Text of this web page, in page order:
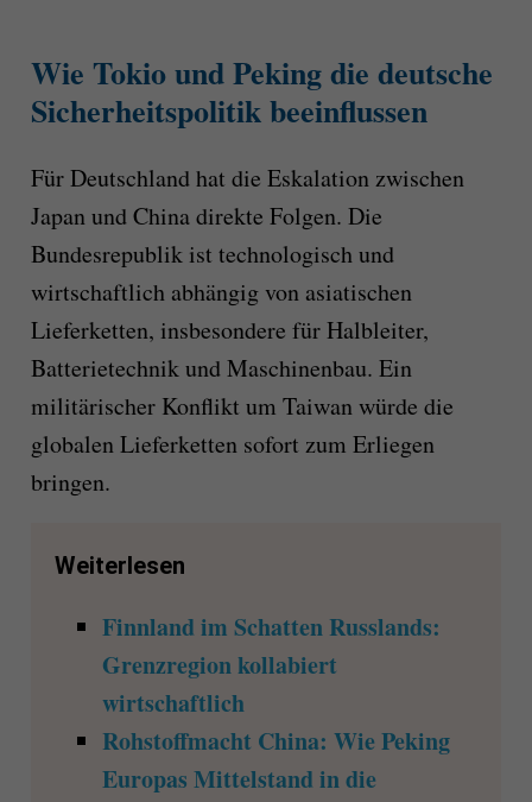
Wie Tokio und Peking die deutsche
Sicherheitspolitik beeinflussen
Für Deutschland hat die Eskalation zwischen
Japan und China direkte Folgen. Die
Bundesrepublik ist technologisch und
wirtschaftlich abhängig von asiatischen
Lieferketten, insbesondere für Halbleiter,
Batterietechnik und Maschinenbau. Ein
militärischer Konflikt um Taiwan würde die
globalen Lieferketten sofort zum Erliegen
bringen.
Weiterlesen
Finnland im Schatten Russlands:
Grenzregion kollabiert
wirtschaftlich
Rohstoffmacht China: Wie Peking
Europas Mittelstand in die